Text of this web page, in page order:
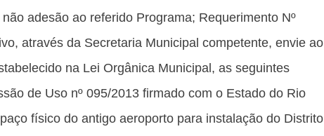
adesão ao referido Programa; Requerimento Nº
através da Secretaria Municipal competente, envie ao
na Lei Orgânica Municipal, as seguintes
de Uso nº 095/2013 firmado com o Estado do Rio
físico do antigo aeroporto para instalação do Distrito